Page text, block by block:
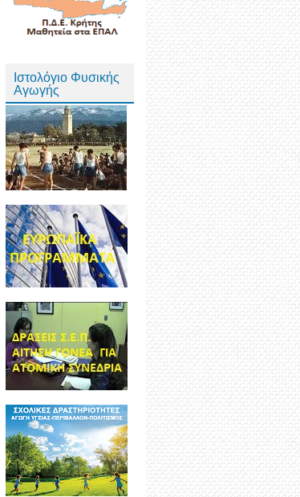
Ιστολόγιο Φυσικής
Αγωγής